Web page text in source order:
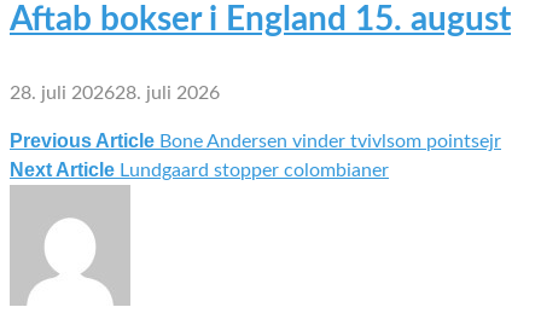
Aftab bokser i England 15. august
28. juli 202628. juli 2026
Indlægsnavigation
Previous Article Bone Andersen vinder tvivlsom pointsejr
Next Article Lundgaard stopper colombianer